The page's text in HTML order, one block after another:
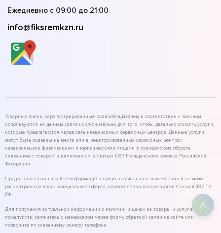
Ежедневно с 09:00 до 21:00
info@fiksremkzn.ru
Товарные знаки, зарегистрированные правообладателем в соответствии с законом,
используются на данном сайте исключительно для того, чтобы детально описать услуги,
которые предлагаются через сеть независимых сервисных центров. Данные услуги
могут быть оказаны на месте или в неавторизованных сервисных центрах
независимыми физическими и юридическими лицами в гражданском обороте,
связанном с товаром и включенном в статью 1487 Гражданского кодекса Российской
Федерации.
Предоставленная на сайте информация служит только для ознакомления и не может
рассматриваться как официальная оферта, определяемая положениями Статьей 437 ГК
РФ.
Для получения актуальной информации о наличии и ценах на товары и услуги,
пожалуйста, свяжитесь с менеджером через форму обратной связи на сайте или
позвоните по указанному номеру телефона.